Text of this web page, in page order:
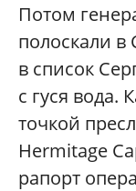
Потом
полоскали
в список
с гуся вода.
точкой
Hermitage
рапорт